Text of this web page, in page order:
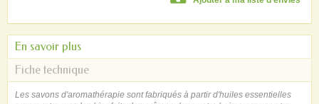
En savoir plus
Fiche technique
Les savons d'aromathérapie sont fabriqués à partir d'huiles essentielles